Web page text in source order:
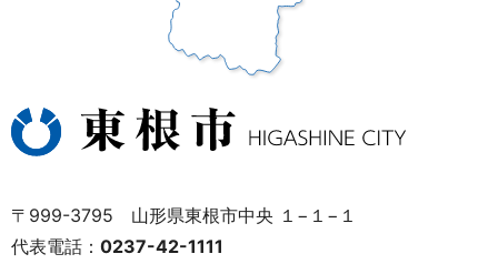
〒999-3795 山形県東根市中央 １−１−１
代表電話： 0237-42-1111